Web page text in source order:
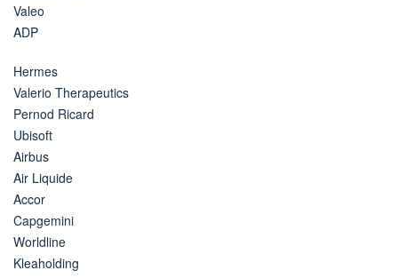
Valeo
ADP
Hermes
Valerio Therapeutics
Pernod Ricard
Ubisoft
Airbus
Air Liquide
Accor
Capgemini
Worldline
Kleaholding